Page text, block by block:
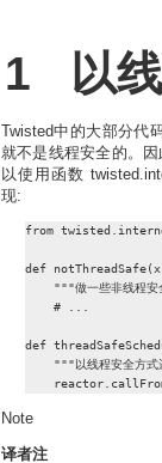
1 以线
Twisted中的大部分代
就不是线程安全的。
以使用函数
现:
from
def
"""做一些非线程安
    # ...
def
"""以线程安全方式
Note
译者注